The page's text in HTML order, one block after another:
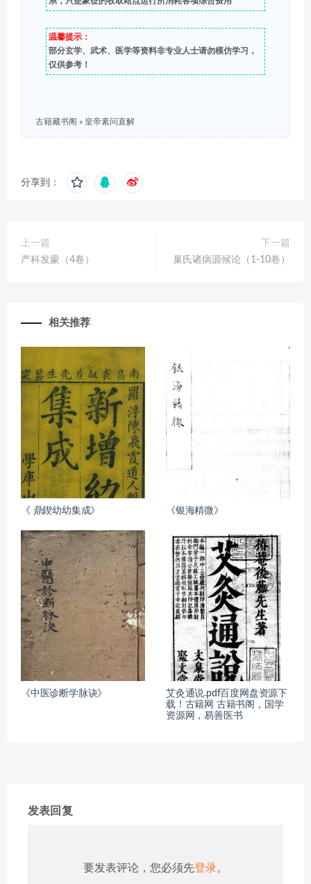
温馨提示：
部分玄学、武术、医学等资料非专业人士请勿模仿学习，
仅供参考！
古籍藏书阁 » 皇帝素问直解
分享到：
上一篇
产科发蒙（4卷）
下一篇
巢氏诸病源候论（1-10卷）
相关推荐
《 鼎鍥幼幼集成》 《银海精微》
《中医诊断学脉诀》
艾灸通说.pdf百度网盘资源下
载！古籍网 古籍书阁，国学
资源网，易善医书
发表回复
要发表评论，您必须先登录。